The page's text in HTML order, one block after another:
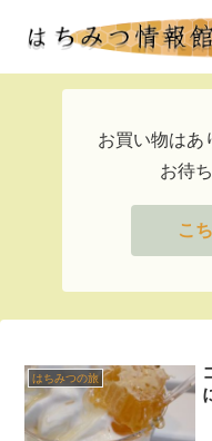
お買い物はあ
お待
こ
はちみつの旅